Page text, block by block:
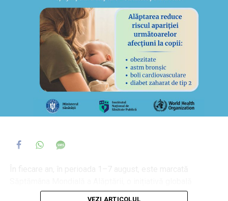
susținută de Organizația Mondială a Sănătății (OMS),
VEZI ARTICOLUL